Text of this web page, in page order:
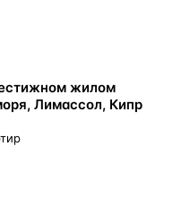
жилом
Лимассол, Кипр